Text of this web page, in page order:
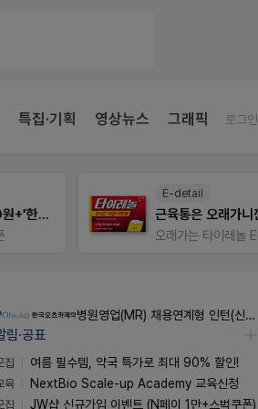
특집·기획 영상뉴스 그래픽 로그인
약국 첫 채용공고 0원+'한번 더' 무료 연장
E-detail
근육통은 오래가니깐!
오래가는 타이레놀 ER
병원영업(MR) 채용연계형 인턴(신입사원) 모집 공고
림·공표
집
여름 필수템, 약국 특가로 최대 90% 할인!
육
NextBio Scale-up Academy 교육신청
집
JW샵 신규가입 이벤트 (N페이 1만+스벅쿠폰)